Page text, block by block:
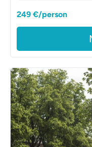
249 €/person